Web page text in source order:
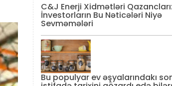
C&J Enerji Xidmətləri Qazancları:
İnvestorların Bu Nəticələri Niyə
Sevməmələri
Bu populyar ev əşyalarındakı